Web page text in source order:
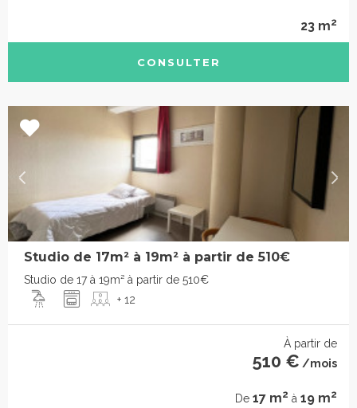
23 m2
CONSULTER
Studio de 17m² à 19m² à partir de 510€
Studio de 17 à 19m² à partir de 510€
+ 12
À partir de
510 € /mois
De 17 m2 à 19 m2